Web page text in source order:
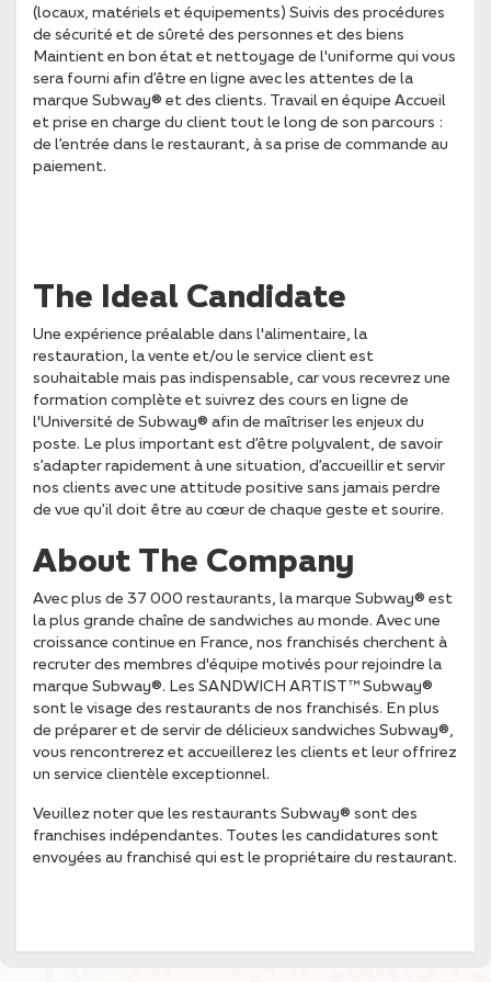
(locaux, matériels et équipements) Suivis des procédures
de sécurité et de sûreté des personnes et des biens
Maintient en bon état et nettoyage de l'uniforme qui vous
sera fourni afin d’être en ligne avec les attentes de la
marque Subway® et des clients. Travail en équipe Accueil
et prise en charge du client tout le long de son parcours :
de l’entrée dans le restaurant, à sa prise de commande au
paiement.
The Ideal Candidate
Une expérience préalable dans l'alimentaire, la
restauration, la vente et/ou le service client est
souhaitable mais pas indispensable, car vous recevrez une
formation complète et suivrez des cours en ligne de
l'Université de Subway® afin de maîtriser les enjeux du
poste. Le plus important est d’être polyvalent, de savoir
s’adapter rapidement à une situation, d’accueillir et servir
nos clients avec une attitude positive sans jamais perdre
de vue qu’il doit être au cœur de chaque geste et sourire.
About The Company
Avec plus de 37 000 restaurants, la marque Subway® est
la plus grande chaîne de sandwiches au monde. Avec une
croissance continue en France, nos franchisés cherchent à
recruter des membres d'équipe motivés pour rejoindre la
marque Subway®. Les SANDWICH ARTIST™ Subway®
sont le visage des restaurants de nos franchisés. En plus
de préparer et de servir de délicieux sandwiches Subway®,
vous rencontrerez et accueillerez les clients et leur offrirez
un service clientèle exceptionnel.
Veuillez noter que les restaurants Subway® sont des
franchises indépendantes. Toutes les candidatures sont
envoyées au franchisé qui est le propriétaire du restaurant.